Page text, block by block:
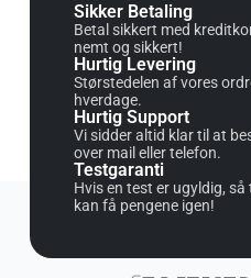
Sikker Betaling
Betal sikkert med
nemt og sikkert!
Hurtig Levering
Størstedelen af vores
hverdage.
Hurtig Support
Vi sidder altid klar til at
over mail eller telefon.
Testgaranti
Hvis en test er ugyldig,
kan få pengene igen!